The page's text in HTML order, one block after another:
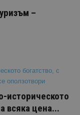
–
историческото
всяка цена...